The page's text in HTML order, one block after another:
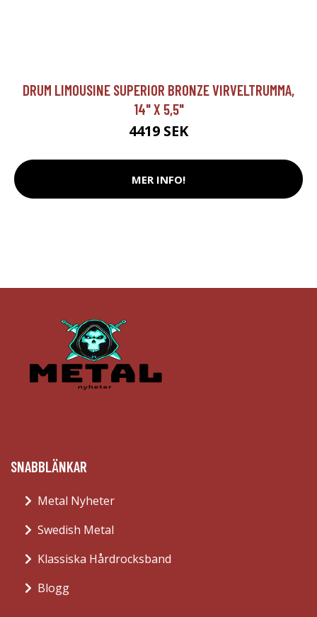
DRUM LIMOUSINE SUPERIOR BRONZE VIRVELTRUMMA,
14" X 5,5"
4419 SEK
MER INFO!
SNABBLÄNKAR
Metal Nyheter
Swedish Metal
Klassiska Hårdrocksband
Blogg